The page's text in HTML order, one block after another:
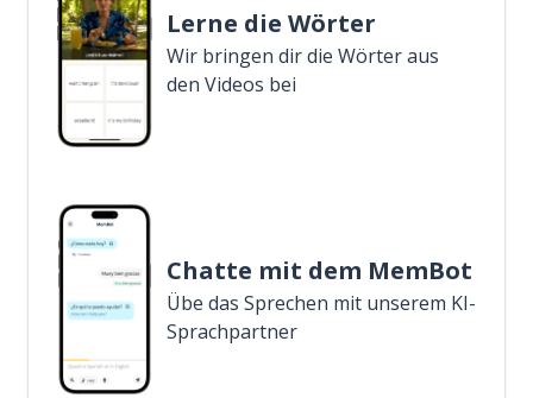
Lerne die Wörter
Wir bringen dir die Wörter aus
den Videos bei
Chatte mit dem MemBot
Übe das Sprechen mit unserem KI-
Sprachpartner